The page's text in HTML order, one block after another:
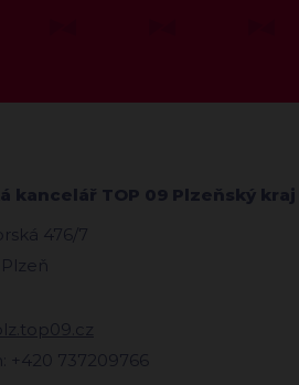
kancelář TOP 09 Plzeňský kraj
476/7
+420 737209766